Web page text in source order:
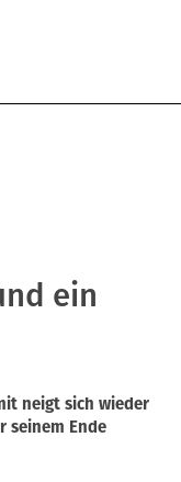
ein
neigt sich wieder
seinem Ende